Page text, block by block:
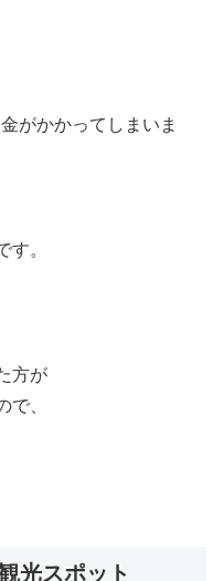
がかかってしまいま
す。
方が
で、
光スポット